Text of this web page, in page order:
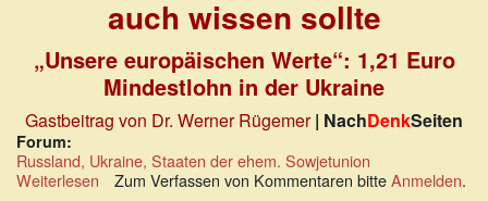
auch wissen sollte
„Unsere europäischen Werte“: 1,21 Euro
Mindestlohn in der Ukraine
Gastbeitrag von Dr. Werner Rügemer| NachDenkSeiten
Forum:
Russland, Ukraine, Staaten der ehem. Sowjetunion
Weiterlesen über
Zum Verfassen von Kommentaren bitteAnmelden.